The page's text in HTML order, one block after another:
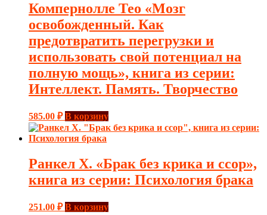
Компернолле Тео «Мозг
освобожденный. Как
предотвратить перегрузки и
использовать свой потенциал на
полную мощь», книга из серии:
Интеллект. Память. Творчество
585.00 ₽ В корзину
Ранкел Х. «Брак без крика и ссор»,
книга из серии: Психология брака
251.00 ₽ В корзину